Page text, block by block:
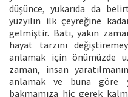
düşünce, yukarıda da
yüzyılın ilk çeyreğine
gelmiştir. Batı, yakın
hayat tarzını
anlamak için önümüzde
zaman, insan
anlamak ve buna göre
bakmamıza hiç gerek